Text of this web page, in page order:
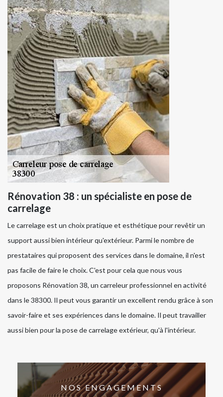
Rénovation 38 : un spécialiste en pose de
carrelage
Le carrelage est un choix pratique et esthétique pour revêtir un
support aussi bien intérieur qu'extérieur. Parmi le nombre de
prestataires qui proposent des services dans le domaine, il n'est
pas facile de faire le choix. C'est pour cela que nous vous
proposons Rénovation 38, un carreleur professionnel en activité
dans le 38300. Il peut vous garantir un excellent rendu grâce à son
savoir-faire et ses expériences dans le domaine. Il peut travailler
aussi bien pour la pose de carrelage extérieur, qu'à l'intérieur.
NOS ENGAGEMENTS